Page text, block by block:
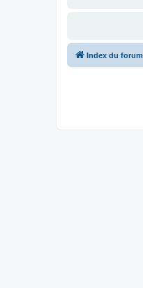
Index du forum